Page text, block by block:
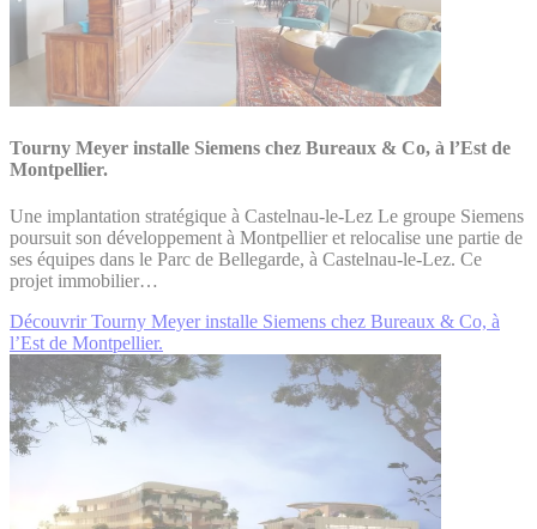
Tourny Meyer installe Siemens chez Bureaux & Co, à l’Est de
Montpellier.
Une implantation stratégique à Castelnau-le-Lez Le groupe Siemens
poursuit son développement à Montpellier et relocalise une partie de
ses équipes dans le Parc de Bellegarde, à Castelnau-le-Lez. Ce
projet immobilier…
Découvrir Tourny Meyer installe Siemens chez Bureaux & Co, à
l’Est de Montpellier.